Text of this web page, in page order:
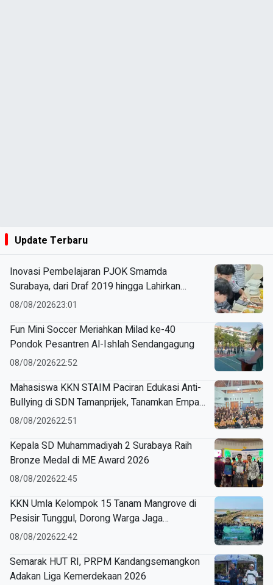
Update Terbaru
Inovasi Pembelajaran PJOK Smamda
Surabaya, dari Draf 2019 hingga Lahirkan
Modul Gizi Digital
08/08/202623:01
Fun Mini Soccer Meriahkan Milad ke-40
Pondok Pesantren Al-Ishlah Sendangagung
08/08/202622:52
Mahasiswa KKN STAIM Paciran Edukasi Anti-
Bullying di SDN Tamanprijek, Tanamkan Empati
Sejak Dini
08/08/202622:51
Kepala SD Muhammadiyah 2 Surabaya Raih
Bronze Medal di ME Award 2026
08/08/202622:45
KKN Umla Kelompok 15 Tanam Mangrove di
Pesisir Tunggul, Dorong Warga Jaga
Lingkungan
08/08/202622:42
Semarak HUT RI, PRPM Kandangsemangkon
Adakan Liga Kemerdekaan 2026